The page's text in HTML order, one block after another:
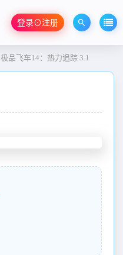
登录⊙注册
极品飞车14：热力追踪 3.1